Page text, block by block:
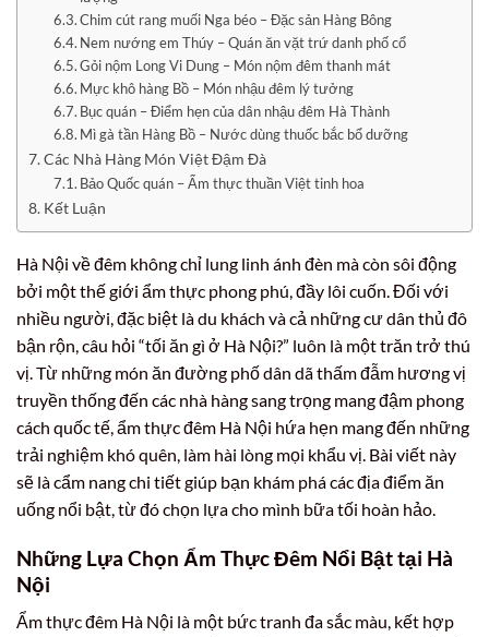
Chim cút rang muối Nga béo – Đặc sản Hàng Bông
Nem nướng em Thúy – Quán ăn vặt trứ danh phố cổ
Gỏi nộm Long Vi Dung – Món nộm đêm thanh mát
Mực khô hàng Bồ – Món nhậu đêm lý tưởng
Bục quán – Điểm hẹn của dân nhậu đêm Hà Thành
Mì gà tần Hàng Bồ – Nước dùng thuốc bắc bổ dưỡng
Các Nhà Hàng Món Việt Đậm Đà
Bảo Quốc quán – Ẩm thực thuần Việt tinh hoa
Kết Luận
Hà Nội về đêm không chỉ lung linh ánh đèn mà còn sôi động
bởi một thế giới ẩm thực phong phú, đầy lôi cuốn. Đối với
nhiều người, đặc biệt là du khách và cả những cư dân thủ đô
bận rộn, câu hỏi “tối ăn gì ở Hà Nội?” luôn là một trăn trở thú
vị. Từ những món ăn đường phố dân dã thấm đẫm hương vị
truyền thống đến các nhà hàng sang trọng mang đậm phong
cách quốc tế, ẩm thực đêm Hà Nội hứa hẹn mang đến những
trải nghiệm khó quên, làm hài lòng mọi khẩu vị. Bài viết này
sẽ là cẩm nang chi tiết giúp bạn khám phá các địa điểm ăn
uống nổi bật, từ đó chọn lựa cho mình bữa tối hoàn hảo.
Những Lựa Chọn Ẩm Thực Đêm Nổi Bật tại Hà
Nội
Ẩm thực đêm Hà Nội là một bức tranh đa sắc màu, kết hợp